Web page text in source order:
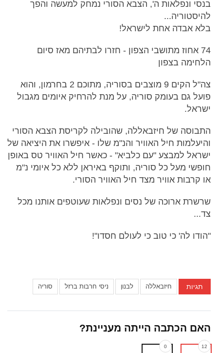
בנסי ונפלאות ה', הצבא הסורי נמחק למעשה והפך
להיסטוריה...
בלא אבדה אחת לישראל!
74 אחוז מתושבי הצפון - חזרו לבתיהם מאז סיום
הלחימה בצפון
צה"ל הקים 9 מוצבים בסוריה, מתוכם 2 בחרמון, והוא
פועל גם בעומק סוריה, על מנת להרחיק איומים מגבול
ישראל.
התבוסה של חיזבאללה, שהובילה לקריסת הצבא הסורי
והיעלמות חיל האוויר והנ"מ שלו - איפשרו את היציאה של
ישראל למבצע "עם כלביא" - כאשר חיל האוויר טס באופן
חופשי מעל כל סוריה, ותוקף באיראן ללא כל איומי נ"מ
או קרבות אוויר מצד חיל האוויר הסורי.
שרשרת ארוכה של נסים ונפלאות שעוטפים אותנו מכל
צד...
"הודו לה' כי טוב כי לעולם חסדו"!
תגיות חיזבאללה לבנון ניסי חרבות ברזל סוריה
האם הכתבה הייתה מעניינת?
12
0